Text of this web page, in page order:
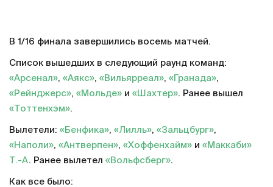
В 1/16 финала завершились восемь матчей.
Список вышедших в следующий раунд команд:
«Арсенал», «Аякс», «Вильярреал», «Гранада»,
«Рейнджерс», «Мольде» и «Шахтер». Ранее вышел
«Тоттенхэм».
Вылетели: «Бенфика», «Лилль», «Зальцбург»,
«Наполи», «Антверпен», «Хоффенхайм» и «Маккаби»
Т.-А. Ранее вылетел «Вольфсберг».
Как все было: